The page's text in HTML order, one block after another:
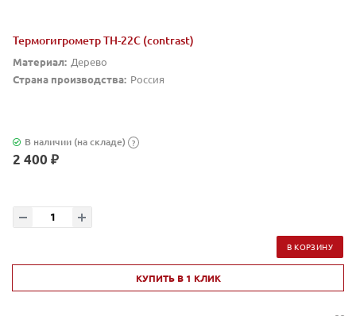
Термогигрометр TH-22C (contrast)
Материал: Дерево
Страна производства: Россия
В наличии (на складе) ?
2 400 ₽
В КОРЗИНУ
КУПИТЬ В 1 КЛИК